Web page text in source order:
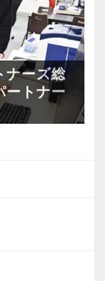
：45内の1日
、10:00～
時間を設定し
予定曜日に
なってしま
だければ変
ご家庭と仕
合わせた働
ナーズ総
ートナー